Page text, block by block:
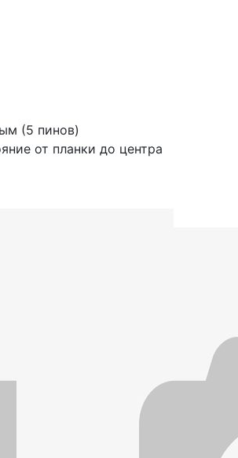
(5 пинов)
от планки до центра